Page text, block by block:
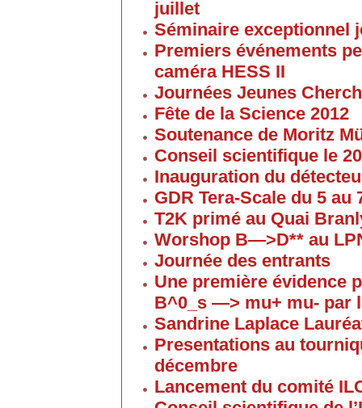
juillet
Séminaire exceptionnel
Premiers événements
caméra HESS II
Journées Jeunes
Fête de la Science 2012
Soutenance de Moritz
Conseil scientifique le
Inauguration du
GDR Tera-Scale du 5
T2K primé au Quai
Worshop B—>D** au
Journée des entrants
Une première évidence
B^0_s —> mu+ mu- par
Sandrine Laplace
Presentations au
décembre
Lancement du comité